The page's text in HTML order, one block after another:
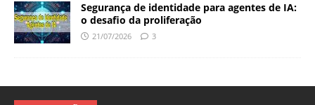
Segurança de identidade para agentes de IA:
o desafio da proliferação
21/07/2026 3